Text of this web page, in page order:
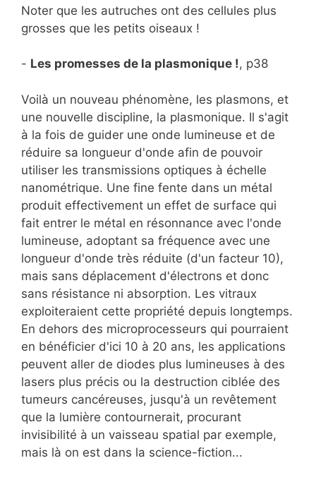
Noter que les autruches ont des cellules plus
grosses que les petits oiseaux !
- Les promesses de la plasmonique !, p38
Voilà un nouveau phénomène, les plasmons, et
une nouvelle discipline, la plasmonique. Il s'agit
à la fois de guider une onde lumineuse et de
réduire sa longueur d'onde afin de pouvoir
utiliser les transmissions optiques à échelle
nanométrique. Une fine fente dans un métal
produit effectivement un effet de surface qui
fait entrer le métal en résonnance avec l'onde
lumineuse, adoptant sa fréquence avec une
longueur d'onde très réduite (d'un facteur 10),
mais sans déplacement d'électrons et donc
sans résistance ni absorption. Les vitraux
exploiteraient cette propriété depuis longtemps.
En dehors des microprocesseurs qui pourraient
en bénéficier d'ici 10 à 20 ans, les applications
peuvent aller de diodes plus lumineuses à des
lasers plus précis ou la destruction ciblée des
tumeurs cancéreuses, jusqu'à un revêtement
que la lumière contournerait, procurant
invisibilité à un vaisseau spatial par exemple,
mais là on est dans la science-fiction...